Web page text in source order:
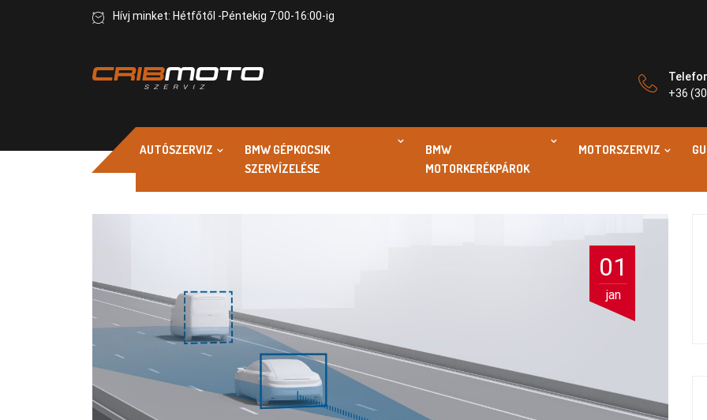
Hívj minket: Hétfőtől -Péntekig 7:00-16:00-ig
+36
AUTÓSZERVIZ
BMW GÉPKOCSIK
SZERVÍZELÉSE
BMW
MOTORKERÉKPÁROK
MOTORSZERVIZ
01
jan